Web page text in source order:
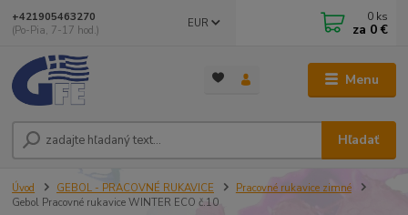
Menu
EUR
Hľadať
+421905463270
(Po-Pia, 7-17 hod.)
0 ks
za 0 €
Úvod GEBOL - PRACOVNÉ RUKAVICE
Pracovné rukavice zimné
Gebol Pracovné rukavice WINTER ECO č.10